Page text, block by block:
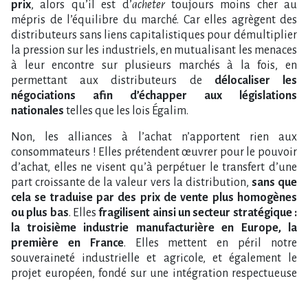
prix, alors qu’il est d’achetertoujours moins cher au
mépris de l’équilibre du marché. Car elles agrègent des
distributeurs sans liens capitalistiques pour démultiplier
la pression sur les industriels, en mutualisant les menaces
à leur encontre sur plusieurs marchés à la fois, en
permettant aux distributeurs de délocaliser les
négociations afin d’échapper aux législations
nationales telles que les lois Égalim.
Non, les alliances à l’achat n’apportent rien aux
consommateurs ! Elles prétendent œuvrer pour le pouvoir
d’achat, elles ne visent qu’à perpétuer le transfert d’une
part croissante de la valeur vers la distribution, sans que
cela se traduise par des prix de vente plus homogènes
ou plus bas. Ellesfragilisent ainsi un secteur stratégique :
la troisième industrie manufacturière en Europe, la
première en France. Elles mettent en péril notre
souveraineté industrielle et agricole, et également le
projet européen, fondé sur une intégration respectueuse